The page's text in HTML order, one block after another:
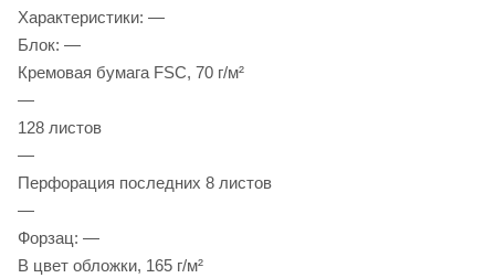
Характеристики: —
Блок: —
Кремовая бумага FSC, 70 г/м²
—
128 листов
—
Перфорация последних 8 листов
—
Форзац: —
В цвет обложки, 165 г/м²